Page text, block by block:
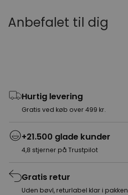
Anbefalet til dig
Hurtig levering
Gratis ved køb over 499 kr.
+21.500 glade kunder
4,8 stjerner på Trustpilot
Gratis retur
Uden bøvl, returlabel klar i pakken